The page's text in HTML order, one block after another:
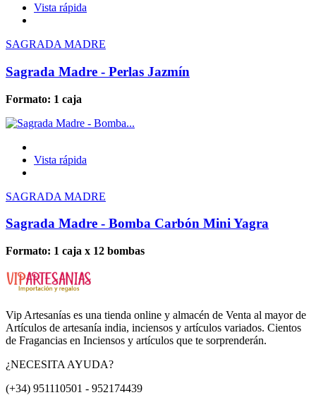
Vista rápida
SAGRADA MADRE
Sagrada Madre - Perlas Jazmín
Formato: 1 caja
Vista rápida
SAGRADA MADRE
Sagrada Madre - Bomba Carbón Mini Yagra
Formato: 1 caja x 12 bombas
Vip Artesanías es una tienda online y almacén de Venta al mayor de
Artículos de artesanía india, inciensos y artículos variados. Cientos
de Fragancias en Inciensos y artículos que te sorprenderán.
¿NECESITA AYUDA?
(+34) 951110501 - 952174439